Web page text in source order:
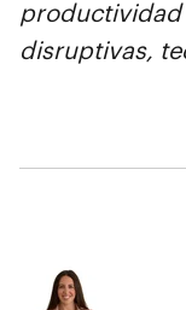
productividad
disruptivas,